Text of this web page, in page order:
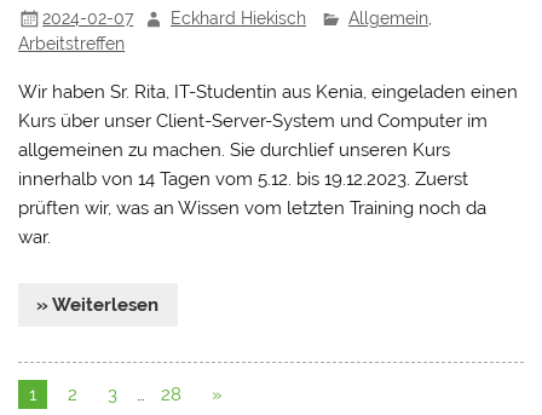
2024-02-07 Eckhard Hiekisch Allgemein,
Arbeitstreffen
Wir haben Sr. Rita, IT-Studentin aus Kenia, eingeladen einen
Kurs über unser Client-Server-System und Computer im
allgemeinen zu machen. Sie durchlief unseren Kurs
innerhalb von 14 Tagen vom 5.12. bis 19.12.2023. Zuerst
prüften wir, was an Wissen vom letzten Training noch da
war.
» Weiterlesen
1 2 3 28 »